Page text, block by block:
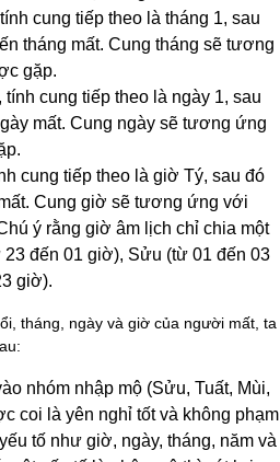
cung tiếp theo là tháng 1, sau
tháng mất. Cung tháng sẽ tương
gặp.
cung tiếp theo là ngày 1, sau
mất. Cung ngày sẽ tương ứng
cung tiếp theo là giờ Tý, sau đó
Cung giờ sẽ tương ứng với
ý rằng giờ âm lịch chỉ chia một
đến 01 giờ), Sửu (từ 01 đến 03
giờ).
tháng, ngày và giờ của người mất, ta
nhóm nhập mộ (Sửu, Tuất, Mùi,
coi là yên nghỉ tốt và không phạm
tố như giờ, ngày, tháng, năm và